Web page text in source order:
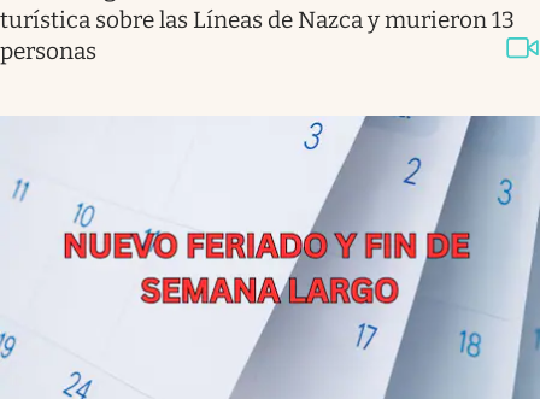
turística sobre las Líneas de Nazca y murieron 13
personas